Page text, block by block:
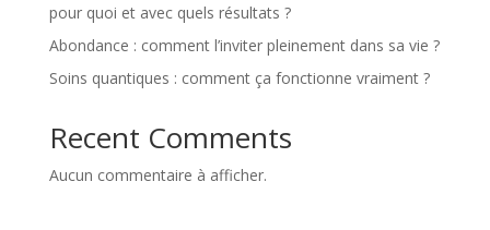
pour quoi et avec quels résultats ?
Abondance : comment l’inviter pleinement dans sa vie ?
Soins quantiques : comment ça fonctionne vraiment ?
Recent Comments
Aucun commentaire à afficher.